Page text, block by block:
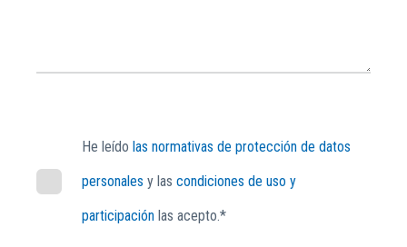
He leído las normativas de protección de datos
personales y las condiciones de uso y
participación las acepto.*